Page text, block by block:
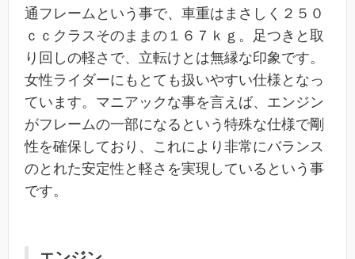
通フレームという事で、車重はまさしく２５０
ｃｃクラスそのままの１６７ｋｇ。足つきと取
り回しの軽さで、立転けとは無縁な印象です。
女性ライダーにもとても扱いやすい仕様となっ
ています。マニアックな事を言えば、エンジン
がフレームの一部になるという特殊な仕様で剛
性を確保しており、これにより非常にバランス
のとれた安定性と軽さを実現しているという事
です。